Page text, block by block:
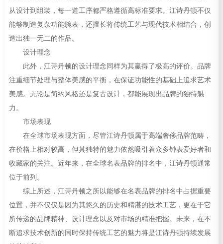
从设计到组装，每一道工序都严格遵循高标准要求。江诗丹顿不仅
能够制造复杂功能腕表，还擅长将传统工艺与现代技术相结合，创
造出独一无二的作品。
设计理念
此外，江诗丹顿的设计理念同样为其赢得了极高的评价。品牌
注重细节处理与整体美感的平衡，在保证功能性的基础上追求艺术
美感。无论是简约风格还是复古设计，都能展现出品牌的独特魅
力。
市场表现
在全球市场表现方面，尽管江诗丹顿属于高端奢侈品牌范畴，
在价格上相对较高，但其独特的魅力依然吸引着众多钟表爱好者和
收藏家的关注。近年来，在全球名表品牌的排名中，江诗丹顿通常
位于前列。
综上所述，江诗丹顿之所以能够在名表品牌的排名中占据重要
位置，并不仅仅是因为其悠久的历史和精湛的技术工艺，更在于它
所传递的品牌精神、设计理念以及对市场的精准把握。未来，在不
断追求技术创新的同时保持传统工艺的魅力将是江诗丹顿持续发展